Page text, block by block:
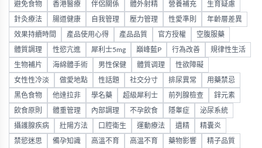
避免食物 香港醫療 伴侶關係 體外射精 營養補充 生育疑慮
針灸療法 腸道健康 自我管理 壓力管理 性愛準則 年齡層差異
效果持續時間 產品使用心得 產品品質 官方授權 空腹服藥
體質調理 性慾亢進 犀利士5mg 巔峰藍P 行為改善 規律性生活
生物補片 海綿體手術 男性保健 體質调理 性欲障礙
女性性冷淡 做愛地點 性話題 社交分寸 排尿異常 用藥禁忌
黑色食物 他達拉非 學名藥 超級犀利士 前列腺檢查 鋅元素
飲食原則 體重管理 內部調理 不孕飲食 隱睾症 泌尿系統
攝護腺疾病 壯陽方法 口腔衛生 運動療法 遺精 精囊炎
禁慾迷思 備孕知識 高溫不育 高温不育 藥物影響 精子品質